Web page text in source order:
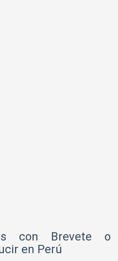
con Brevete o
en Perú